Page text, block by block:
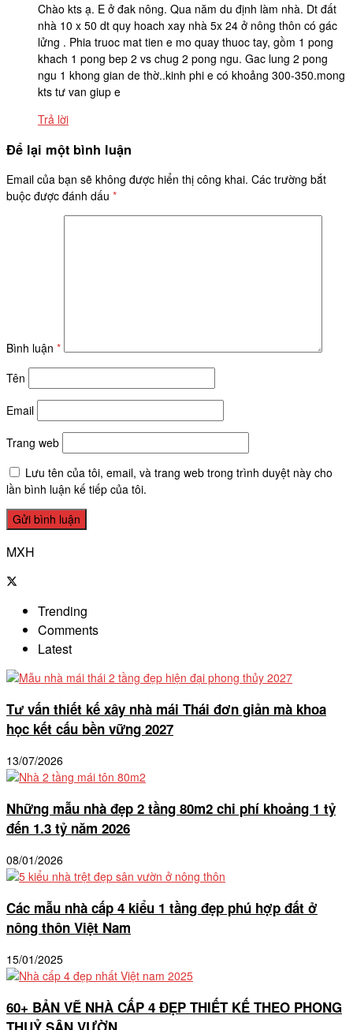
Chào kts ạ. E ở đak nông. Qua năm du định làm nhà. Dt đất
nhà 10 x 50 dt quy hoach xay nhà 5x 24 ở nông thôn có gác
lửng . Phia truoc mat tien e mo quay thuoc tay, gồm 1 pong
khach 1 pong bep 2 vs chug 2 pong ngu. Gac lung 2 pong
ngu 1 khong gian de thờ..kinh phi e có khoảng 300-350.mong
kts tư van giup e
Trả lời
Để lại một bình luận
Email của bạn sẽ không được hiển thị công khai. Các trường bắt
buộc được đánh dấu *
Bình luận *
Tên
Email
Trang web
Lưu tên của tôi, email, và trang web trong trình duyệt này cho
lần bình luận kế tiếp của tôi.
MXH
Trending
Comments
Latest
Tư vấn thiết kế xây nhà mái Thái đơn giản mà khoa
học kết cấu bền vững 2027
13/07/2026
Những mẫu nhà đẹp 2 tầng 80m2 chi phí khoảng 1 tỷ
đến 1.3 tỷ năm 2026
08/01/2026
Các mẫu nhà cấp 4 kiểu 1 tầng đẹp phú hợp đất ở
nông thôn Việt Nam
15/01/2025
60+ BẢN VẼ NHÀ CẤP 4 ĐẸP THIẾT KẾ THEO PHONG